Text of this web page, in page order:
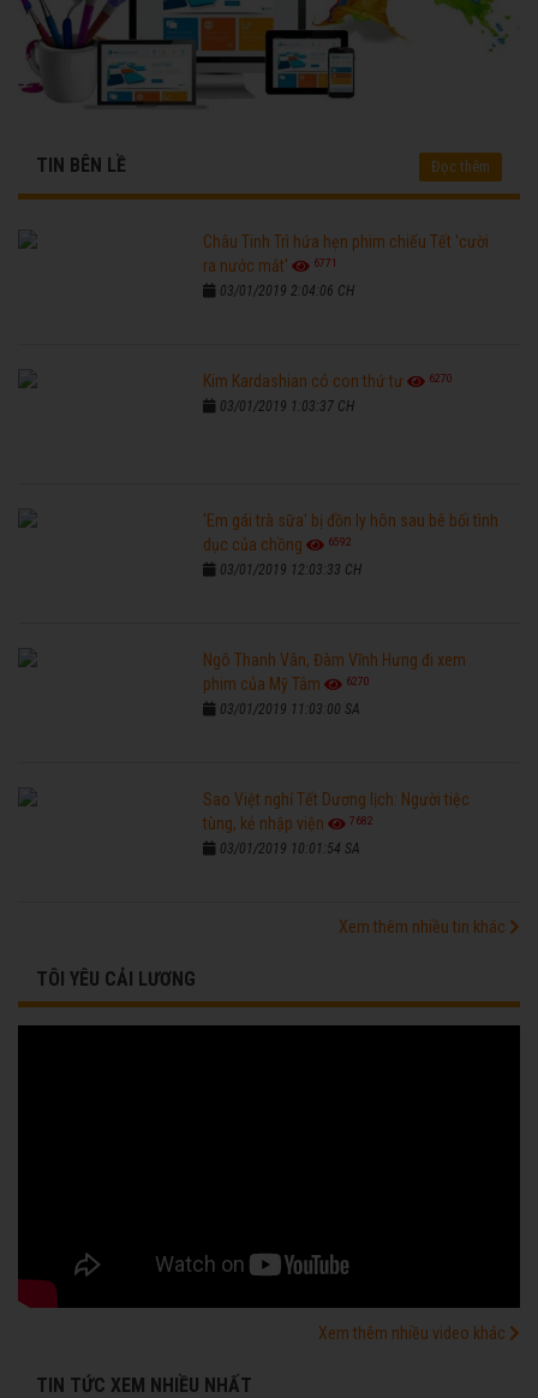
TIN BÊN LỀ Đọc thêm
Châu Tinh Trì hứa hẹn phim chiếu Tết 'cười
ra nước mắt'
6771
03/01/2019 2:04:06 CH
Kim Kardashian có con thứ tư 6270
03/01/2019 1:03:37 CH
'Em gái trà sữa' bị đồn ly hôn sau bê bối tình
dục của chồng
6592
03/01/2019 12:03:33 CH
Ngô Thanh Vân, Đàm Vĩnh Hưng đi xem
phim của Mỹ Tâm
6270
03/01/2019 11:03:00 SA
Sao Việt nghỉ Tết Dương lịch: Người tiệc
tùng, kẻ nhập viện
7682
03/01/2019 10:01:54 SA
Xem thêm nhiều tin khác
TÔI YÊU CẢI LƯƠNG
Xem thêm nhiều video khác
TIN TỨC XEM NHIỀU NHẤT